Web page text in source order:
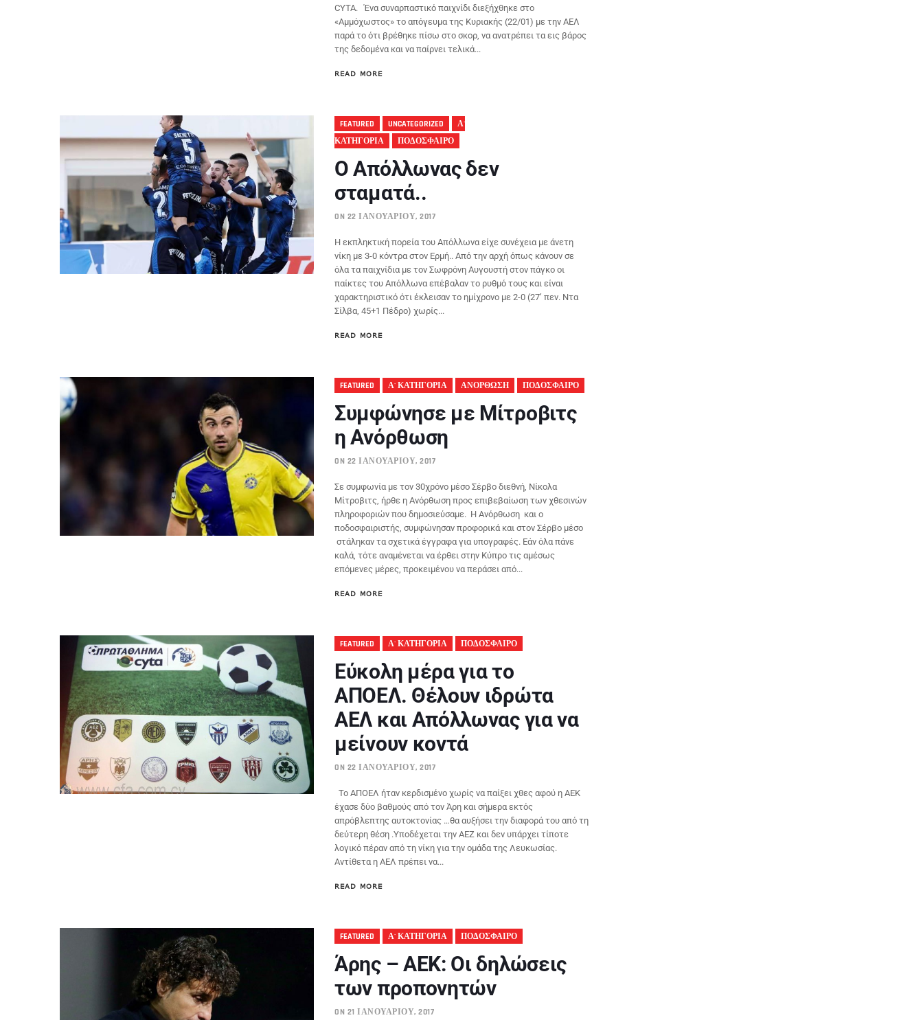
CYTA. Ένα συναρπαστικό παιχνίδι διεξήχθηκε στο
«Αμμόχωστος» το απόγευμα της Κυριακής (22/01) με την ΑΕΛ
παρά το ότι βρέθηκε πίσω στο σκορ, να ανατρέπει τα εις βάρος
της δεδομένα και να παίρνει τελικά...
READ MORE
FEATURED UNCATEGORIZED
Α'
ΚΑΤΗΓΟΡΙΑ
ΠΟΔΟΣΦΑΙΡΟ
Ο Απόλλωνας δεν
σταματά..
ON 22 ΙΑΝΟΥΑΡΊΟΥ, 2017
Η εκπληκτική πορεία του Απόλλωνα είχε συνέχεια με άνετη
νίκη με 3-0 κόντρα στον Ερμή.. Από την αρχή όπως κάνουν σε
όλα τα παιχνίδια με τον Σωφρόνη Αυγουστή στον πάγκο οι
παίκτες του Απόλλωνα επέβαλαν το ρυθμό τους και είναι
χαρακτηριστικό ότι έκλεισαν το ημίχρονο με 2-0 (27’ πεν. Ντα
Σίλβα, 45+1 Πέδρο) χωρίς...
READ MORE
FEATURED Α' ΚΑΤΗΓΟΡΙΑ ΑΝΟΡΘΩΣΗ ΠΟΔΟΣΦΑΙΡΟ
Συμφώνησε με Μίτροβιτς
η Ανόρθωση
ON 22 ΙΑΝΟΥΑΡΊΟΥ, 2017
Σε συμφωνία με τον 30χρόνο μέσο Σέρβο διεθνή, Νίκολα
Μίτροβιτς, ήρθε η Ανόρθωση προς επιβεβαίωση των χθεσινών
πληροφοριών που δημοσιεύσαμε. Η Ανόρθωση και ο
ποδοσφαιριστής, συμφώνησαν προφορικά και στον Σέρβο μέσο
στάληκαν τα σχετικά έγγραφα για υπογραφές. Εάν όλα πάνε
καλά, τότε αναμένεται να έρθει στην Κύπρο τις αμέσως
επόμενες μέρες, προκειμένου να περάσει από...
READ MORE
FEATURED Α' ΚΑΤΗΓΟΡΙΑ ΠΟΔΟΣΦΑΙΡΟ
Εύκολη μέρα για το
ΑΠΟΕΛ. Θέλουν ιδρώτα
ΑΕΛ και Απόλλωνας για να
μείνουν κοντά
ON 22 ΙΑΝΟΥΑΡΊΟΥ, 2017
Το ΑΠΟΕΛ ήταν κερδισμένο χωρίς να παίξει χθες αφού η ΑΕΚ
έχασε δύο βαθμούς από τον Άρη και σήμερα εκτός
απρόβλεπτης αυτοκτονίας …θα αυξήσει την διαφορά του από τη
δεύτερη θέση .Υποδέχεται την ΑΕΖ και δεν υπάρχει τίποτε
λογικό πέραν από τη νίκη για την ομάδα της Λευκωσίας.
Αντίθετα η ΑΕΛ πρέπει να...
READ MORE
FEATURED Α' ΚΑΤΗΓΟΡΙΑ ΠΟΔΟΣΦΑΙΡΟ
Άρης – ΑΕΚ: Οι δηλώσεις
των προπονητών
ON 21 ΙΑΝΟΥΑΡΊΟΥ, 2017